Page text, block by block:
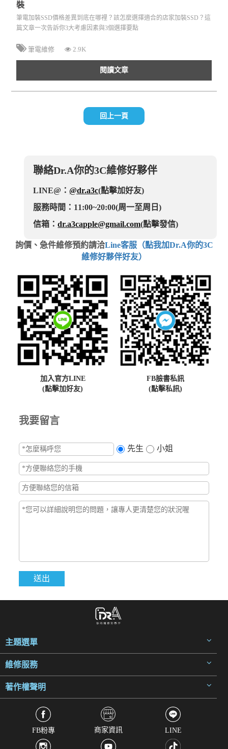
裝
筆電加裝SSD價格差異到底在哪裡？該怎麼選擇適合的店家加裝SSD？這
篇文章一次告訴你3大考慮因素與3個選擇要點
筆電維修 2.9K
閱讀文章
回上一頁
聯絡Dr.A你的3C維修好夥伴
LINE@：@dr.a3c(點擊加好友)
服務時間：11:00~20:00(周一至周日)
信箱：dr.a3capple@gmail.com(點擊發信)
詢價、急件維修預約請洽Line客服（點我加Dr.A你的3C
維修好夥伴好友）
加入官方LINE
(點擊加好友)
FB臉書私訊
(點擊私訊)
我要留言
先生 小姐
主題選單
維修服務
著作權聲明
FB粉專 商家資訊 LINE